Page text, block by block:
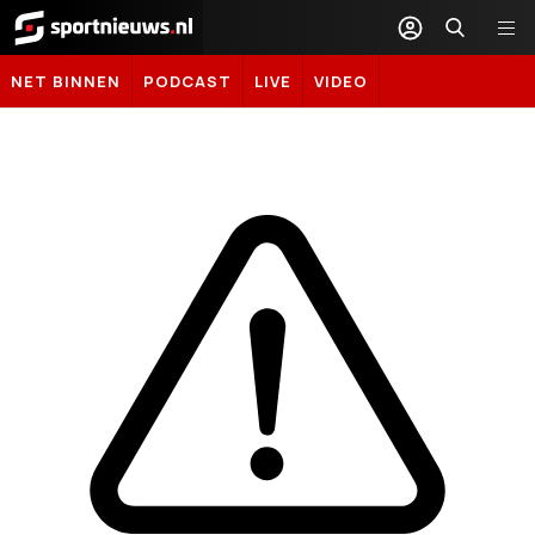
Sportnieuws.nl
NET BINNEN PODCAST LIVE VIDEO